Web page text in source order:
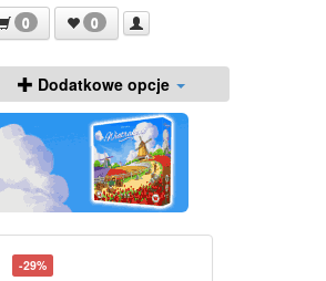
0 0
Dodatkowe opcje
-29%